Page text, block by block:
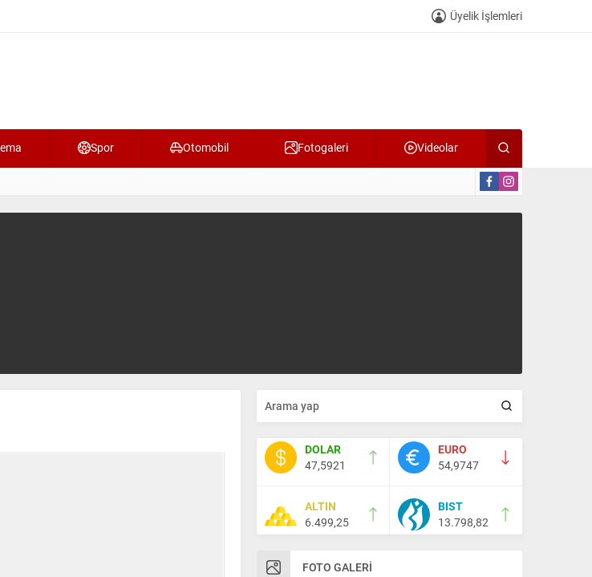
Üyelik İşlemleri
Spor Otomobil Fotogaleri Videolar
DOLAR
47,5921
EURO
54,9747
ALTIN
6.499,25
BIST
13.798,82
FOTO GALERI